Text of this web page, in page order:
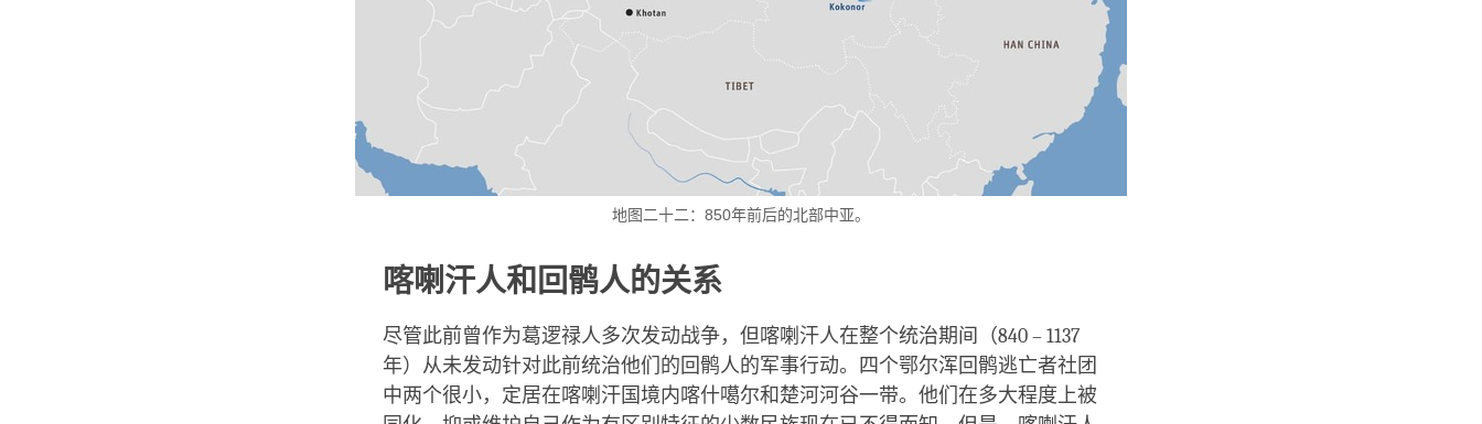
地图二十二：850年前后的北部中亚。
喀喇汗人和回鹘人的关系
尽管此前曾作为葛逻禄人多次发动战争，但喀喇汗人在整个统治期间（840 – 1137
年）从未发动针对此前统治他们的回鹘人的军事行动。四个鄂尔浑回鹘逃亡者社团
中两个很小，定居在喀喇汗国境内喀什噶尔和楚河河谷一带。他们在多大程度上被